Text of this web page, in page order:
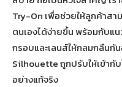
Try-On เพื่อช่วยให้ลูกค้าสา
ตนเองได้ง่ายขึ้น พร้อมกับแ
กรอบและเลนส์ให้กลมกลืน
Silhouette ถูกปรับให้เข้ากั
อย่างแท้จริง